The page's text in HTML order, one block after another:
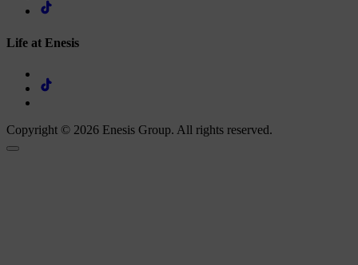
Life at Enesis
Copyright © 2026 Enesis Group. All rights reserved.